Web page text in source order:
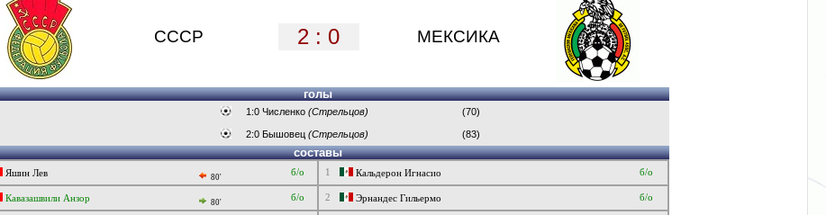
СССР 2 : 0 МЕКСИКА
голы
1:0 Численко (Стрельцов) (70)
2:0 Бышовец (Стрельцов) (83)
составы
Яшин Лев 80' б/о
Кавазашвили Анзор 80' б/о
1 Кальдерон Игнасио б/о
2 Эрнандес Гильермо б/о